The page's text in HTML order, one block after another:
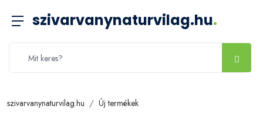
szivarvanynaturvilag.hu.
szivarvanynaturvilag.hu Új termékek